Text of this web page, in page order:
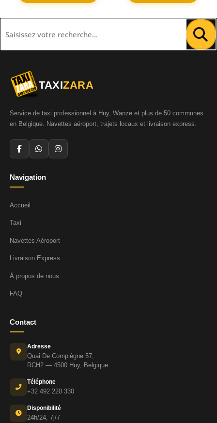
TAXIZARA
Service de taxi professionnel à Huy, Wanze et plus de 50 communes
en Belgique. Navettes aéroport, trajets locaux et livraison express.
Navigation
Accueil
Taxi
Navettes Aéroport
Livraison Express
À propos de nous
FAQ
Contact
Adresse
Quai De Compiègne 57,
RCH2 — 4500 Huy, Belgique
Téléphone
+32 492 220 330
Disponibilité
24h/24, 7j/7